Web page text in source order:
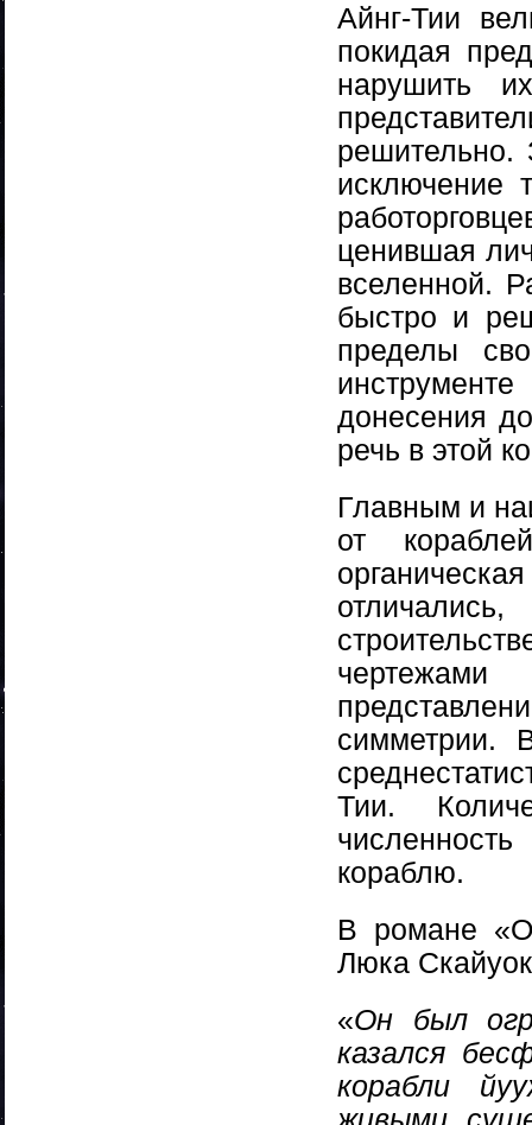
Айнг-Тии
покидая
нарушить
решительно.
исключение
ценившая
вселенной.
быстро и
пределы
донесения
речь в этой
Главным и
от
симметрии.
Тии.
кораблю.
В романе
Люка
«Он был
казался
корабли